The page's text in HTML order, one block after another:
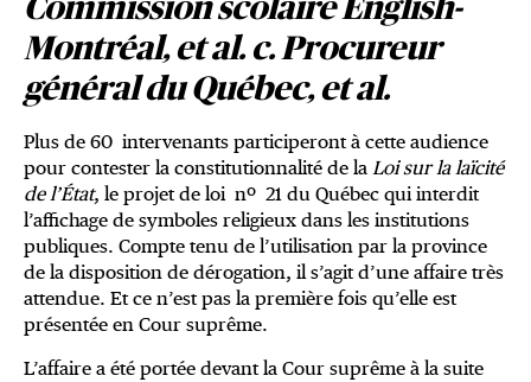
Commission scolaire English-
Montréal, et al. c. Procureur
général du Québec, et al.
Plus de 60 intervenants participeront à cette audience
pour contester la constitutionnalité de la Loi sur la laïcité
de l’État, le projet de loi nº 21 du Québec qui interdit
l’affichage de symboles religieux dans les institutions
publiques. Compte tenu de l’utilisation par la province
de la disposition de dérogation, il s’agit d’une affaire très
attendue. Et ce n’est pas la première fois qu’elle est
présentée en Cour suprême.
L’affaire a été portée devant la Cour suprême à la suite